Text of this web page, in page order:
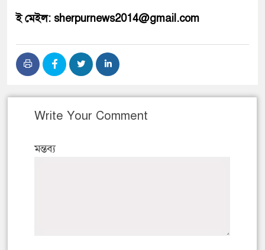
ই মেইল: sherpurnews2014@gmail.com
Write Your Comment
মন্তব্য